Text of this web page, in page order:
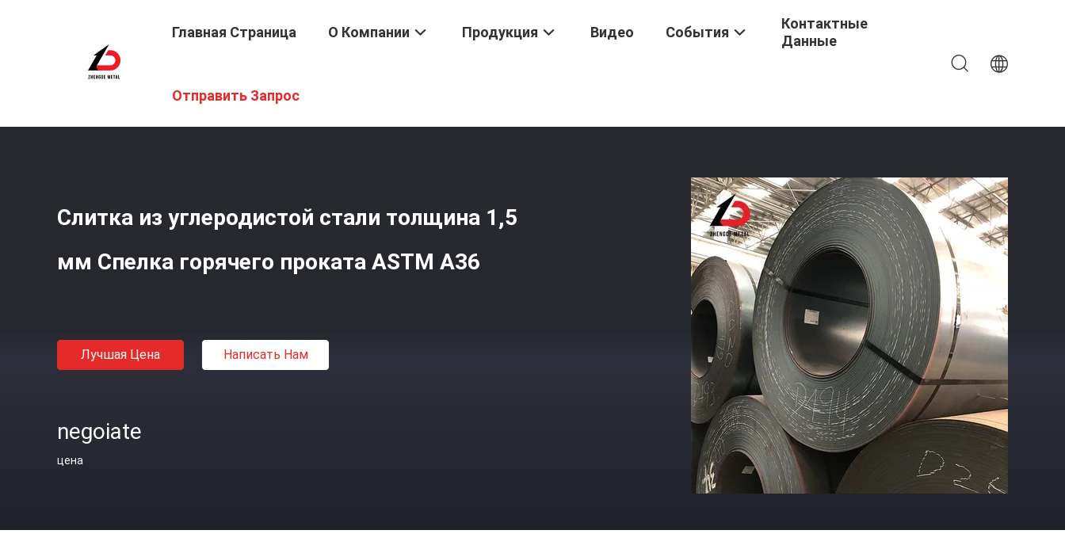
Главная Страница О Компании Продукция Видео События
Контактные
Данные
Отправить Запрос
Слитка из углеродистой стали толщина 1,5
мм Спелка горячего проката ASTM A36
Лучшая Цена Написать Нам
negoiate
цена